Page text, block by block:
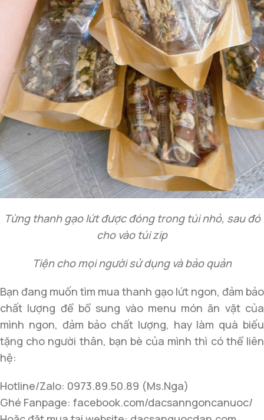
Từng thanh gạo lứt được đóng trong túi nhỏ, sau đó
cho vào túi zip
Tiện cho mọi người sử dụng và bảo quản
Bạn đang muốn tìm mua thanh gạo lứt ngon, đảm bảo
chất lượng để bổ sung vào menu món ăn vặt của
mình ngon, đảm bảo chất lượng, hay làm quà biếu
tặng cho người thân, bạn bè của mình thì có thể liên
hệ:
Hotline/Zalo: 0973.89.50.89 (Ms.Nga)
Ghé Fanpage: facebook.com/dacsanngoncanuoc/